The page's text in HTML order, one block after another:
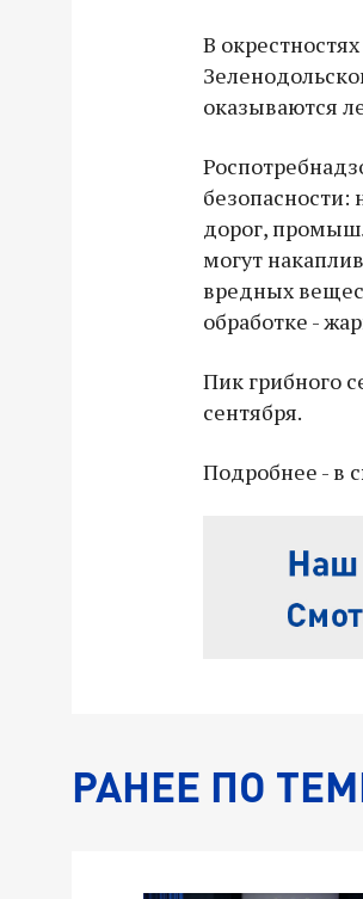
В
оказываются
безопасности:
дорог,
могут
вредных
обработке -
Пик грибного
сентября.
Подробнее - в
РАНЕЕ ПО